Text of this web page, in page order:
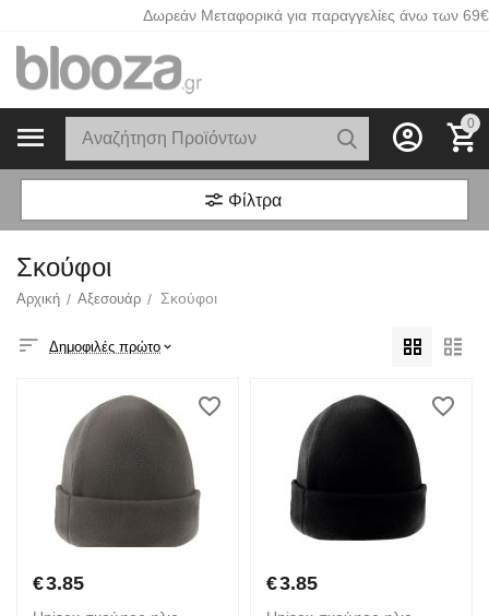
Δωρεάν Μεταφορικά για παραγγελίες άνω των 69€
0
Φίλτρα
Σκούφοι
Αρχική / Αξεσουάρ / Σκούφοι
Δημοφιλές πρώτο
€3.85 €3.85